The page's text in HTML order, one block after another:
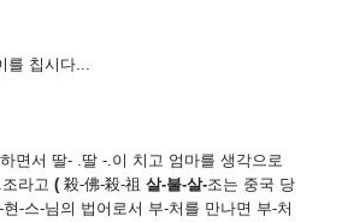
를 칩시다...
면서 딸- .딸 -.이 치고 엄마를 생각으로
조라고( 殺-佛-殺-祖살-불-살-조는 중국 당
-스-님의 법어로서 부-처를 만나면 부-처